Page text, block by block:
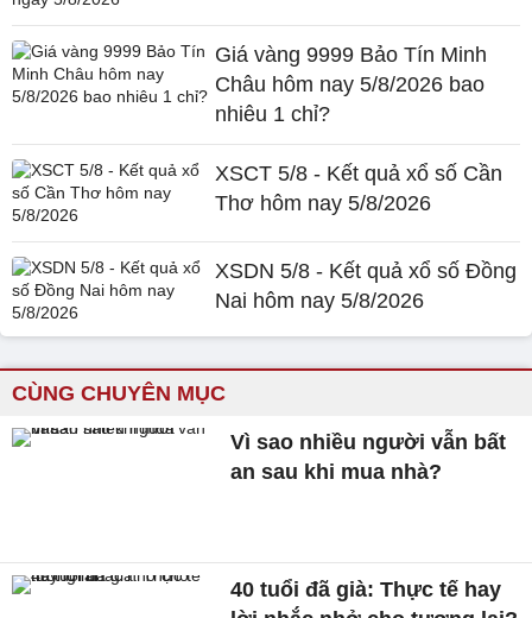
Giá vàng 9999 Bảo Tín Minh
Châu hôm nay 5/8/2026 bao
nhiêu 1 chỉ?
XSCT 5/8 - Kết quả xổ số Cần
Thơ hôm nay 5/8/2026
XSDN 5/8 - Kết quả xổ số Đồng
Nai hôm nay 5/8/2026
CÙNG CHUYÊN MỤC
Vì sao nhiều người vẫn bất
an sau khi mua nhà?
40 tuổi đã già: Thực tế hay